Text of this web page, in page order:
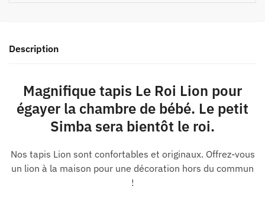
Description
Magnifique tapis Le Roi Lion pour
égayer la chambre de bébé. Le petit
Simba sera bientôt le roi.
Nos tapis Lion sont confortables et originaux. Offrez-vous
un lion à la maison pour une décoration hors du commun
!